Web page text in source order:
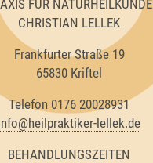
FÜR NATURHEILKUNDE
CHRISTIAN LELLEK
Frankfurter Straße 19
65830 Kriftel
Telefon 0176 20028931
lellek.de
BEHANDLUNGSZEITEN